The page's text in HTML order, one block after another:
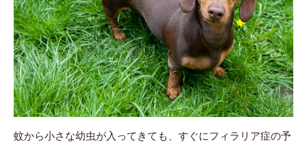
蚊から小さな幼虫が入ってきても、すぐにフィラリア症の予